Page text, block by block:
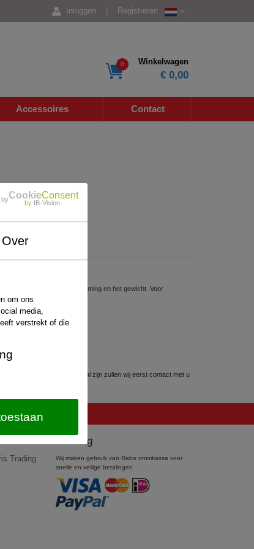
Inloggen Registreren
0 Winkelwagen
€ 0,00
Accessoires Contact
hangt af van de bestemming en het gewicht. Voor
PostNL
worden. Mocht dit het geval zijn zullen wij eerst contact met u
Trading
Betaling
Wij maken gebruik van Rabo omnikassa voor
snelle en veilige betalingen
byCookieConsent
by IB-Vision
Over
om ons
media,
verstrekt of die